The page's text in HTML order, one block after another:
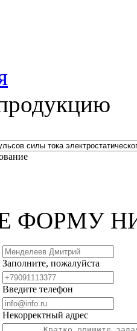
ФОРМУ
Заполните, пожалуйста
Введите телефон
Некорректный адрес